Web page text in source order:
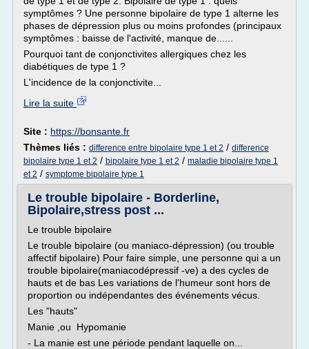
symptômes ? Une personne bipolaire de type 1 alterne les
phases de dépression plus ou moins profondes (principaux
symptômes : baisse de l'activité, manque de......
Pourquoi tant de conjonctivites allergiques chez les
diabétiques de type 1 ?
L'incidence de la conjonctivite...
Lire la suite
Site : https://bonsante.fr
Thèmes liés : difference entre bipolaire type 1 et 2 / difference
bipolaire type 1 et 2 / bipolaire type 1 et 2 / maladie bipolaire type 1
et 2 / symptome bipolaire type 1
Le trouble bipolaire - Borderline,
Bipolaire,stress post ...
Le trouble bipolaire
Le trouble bipolaire (ou maniaco-dépression) (ou trouble
affectif bipolaire) Pour faire simple, une personne qui a un
trouble bipolaire(maniacodépressif -ve) a des cycles de
hauts et de bas Les variations de l'humeur sont hors de
proportion ou indépendantes des événements vécus.
Les "hauts"
Manie ,ou Hypomanie
- La manie est une période pendant laquelle on...